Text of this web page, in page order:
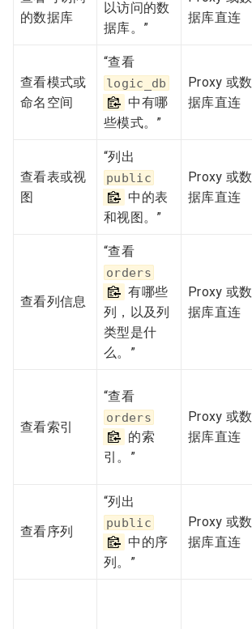
的数据库
以访问的数
据库。”
据库直连
查看模式或
命名空间
“查看
logic_db
中有哪
些模式。”
Proxy 或数
据库直连
查看表或视
图
“列出
public
中的表
和视图。”
Proxy 或数
据库直连
查看列信息
“查看
orders
有哪些
列，以及列
类型是什
么。”
Proxy 或数
据库直连
查看索引
“查看
orders
的索
引。”
Proxy 或数
据库直连
查看序列
“列出
public
中的序
列。”
Proxy 或数
据库直连